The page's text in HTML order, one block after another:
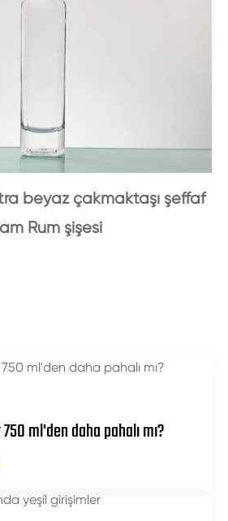
beyaz çakmaktaşı şeffaf
Rum şişesi
ml'den daha pahalı mı?